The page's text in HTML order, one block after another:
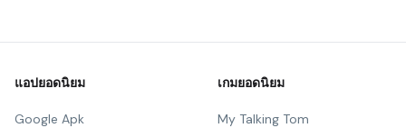
แอปยอดนิยม
Google Apk
เกมยอดนิยม
My Talking Tom